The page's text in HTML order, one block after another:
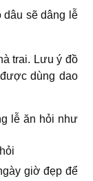
sẽ dâng lễ
trai. Lưu ý đồ
dùng dao
lễ ăn hỏi như
giờ đẹp để